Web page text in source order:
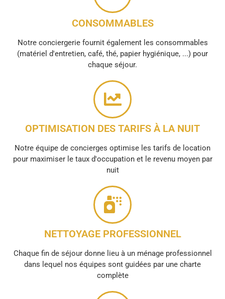
CONSOMMABLES
Notre conciergerie fournit également les consommables
(matériel d'entretien, café, thé, papier hygiénique, ...) pour
chaque séjour.
OPTIMISATION DES TARIFS À LA NUIT
Notre équipe de concierges optimise les tarifs de location
pour maximiser le taux d'occupation et le revenu moyen par
nuit
NETTOYAGE PROFESSIONNEL
Chaque fin de séjour donne lieu à un ménage professionnel
dans lequel nos équipes sont guidées par une charte
complète